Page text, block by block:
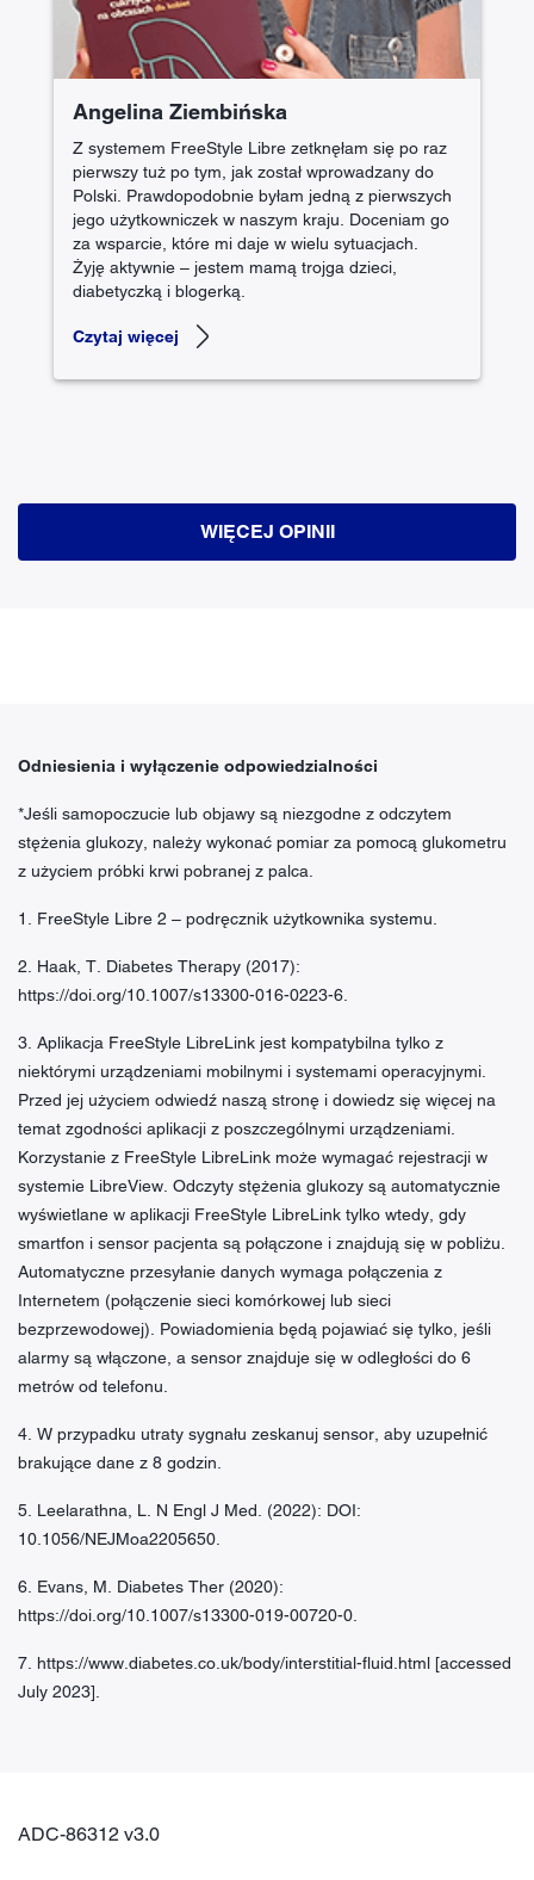
Angelina Ziembińska
Z systemem FreeStyle Libre zetknęłam się po raz
pierwszy tuż po tym, jak został wprowadzany do
Polski. Prawdopodobnie byłam jedną z pierwszych
jego użytkowniczek w naszym kraju. Doceniam go
za wsparcie, które mi daje w wielu sytuacjach.
Żyję aktywnie – jestem mamą trojga dzieci,
diabetyczką i blogerką.
Czytaj więcej
WIĘCEJ OPINII
Odniesienia i wyłączenie odpowiedzialności
*Jeśli samopoczucie lub objawy są niezgodne z odczytem
stężenia glukozy, należy wykonać pomiar za pomocą glukometru
z użyciem próbki krwi pobranej z palca.
1. FreeStyle Libre 2 – podręcznik użytkownika systemu.
2. Haak, T. Diabetes Therapy (2017):
https://doi.org/10.1007/s13300-016-0223-6.
3. Aplikacja FreeStyle LibreLink jest kompatybilna tylko z
niektórymi urządzeniami mobilnymi i systemami operacyjnymi.
Przed jej użyciem odwiedź naszą stronę i dowiedz się więcej na
temat zgodności aplikacji z poszczególnymi urządzeniami.
Korzystanie z FreeStyle LibreLink może wymagać rejestracji w
systemie LibreView. Odczyty stężenia glukozy są automatycznie
wyświetlane w aplikacji FreeStyle LibreLink tylko wtedy, gdy
smartfon i sensor pacjenta są połączone i znajdują się w pobliżu.
Automatyczne przesyłanie danych wymaga połączenia z
Internetem (połączenie sieci komórkowej lub sieci
bezprzewodowej). Powiadomienia będą pojawiać się tylko, jeśli
alarmy są włączone, a sensor znajduje się w odległości do 6
metrów od telefonu.
4. W przypadku utraty sygnału zeskanuj sensor, aby uzupełnić
brakujące dane z 8 godzin.
5. Leelarathna, L. N Engl J Med. (2022): DOI:
10.1056/NEJMoa2205650.
6. Evans, M. Diabetes Ther (2020):
https://doi.org/10.1007/s13300-019-00720-0.
7. https://www.diabetes.co.uk/body/interstitial-fluid.html [accessed
July 2023].
ADC-86312 v3.0